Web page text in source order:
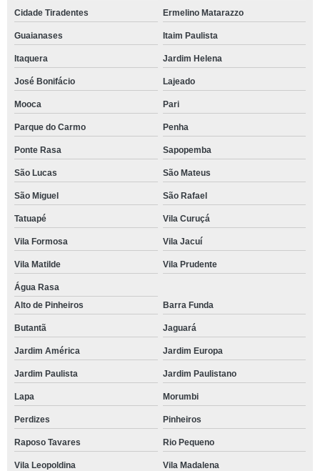
Cidade Tiradentes Ermelino Matarazzo
Guaianases Itaim Paulista
Itaquera Jardim Helena
José Bonifácio Lajeado
Mooca Pari
Parque do Carmo Penha
Ponte Rasa Sapopemba
São Lucas São Mateus
São Miguel São Rafael
Tatuapé Vila Curuçá
Vila Formosa Vila Jacuí
Vila Matilde Vila Prudente
Água Rasa
Alto de Pinheiros
Barra Funda
Butantã Jaguará
Jardim América Jardim Europa
Jardim Paulista Jardim Paulistano
Lapa Morumbi
Perdizes Pinheiros
Raposo Tavares Rio Pequeno
Vila Leopoldina Vila Madalena